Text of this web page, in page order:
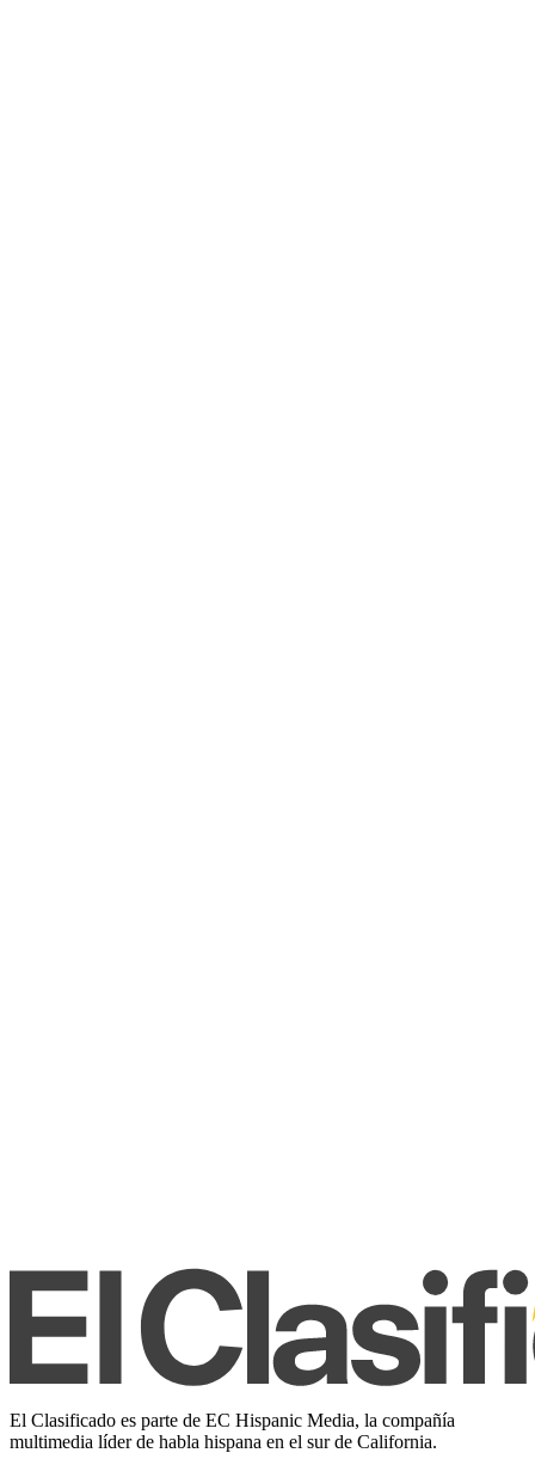
El Clasificado es parte de EC Hispanic Media, la compañía
multimedia líder de habla hispana en el sur de California.